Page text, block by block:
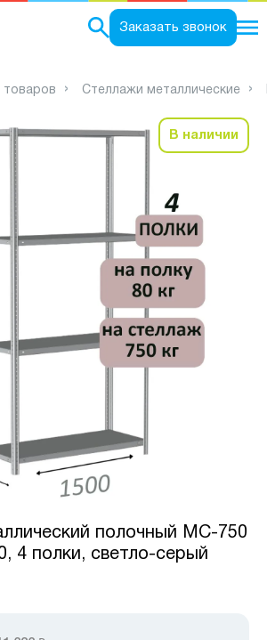
Заказать звонок
товаров Стеллажи металлические
В наличии
полочный МС-750
4 полки, светло-серый